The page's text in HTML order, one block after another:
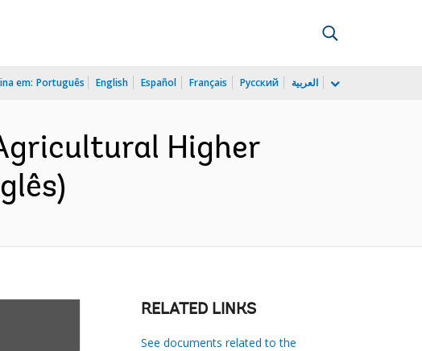
em: Português English Español Français Русский العربية
Higher
RELATED LINKS
See documents related to the